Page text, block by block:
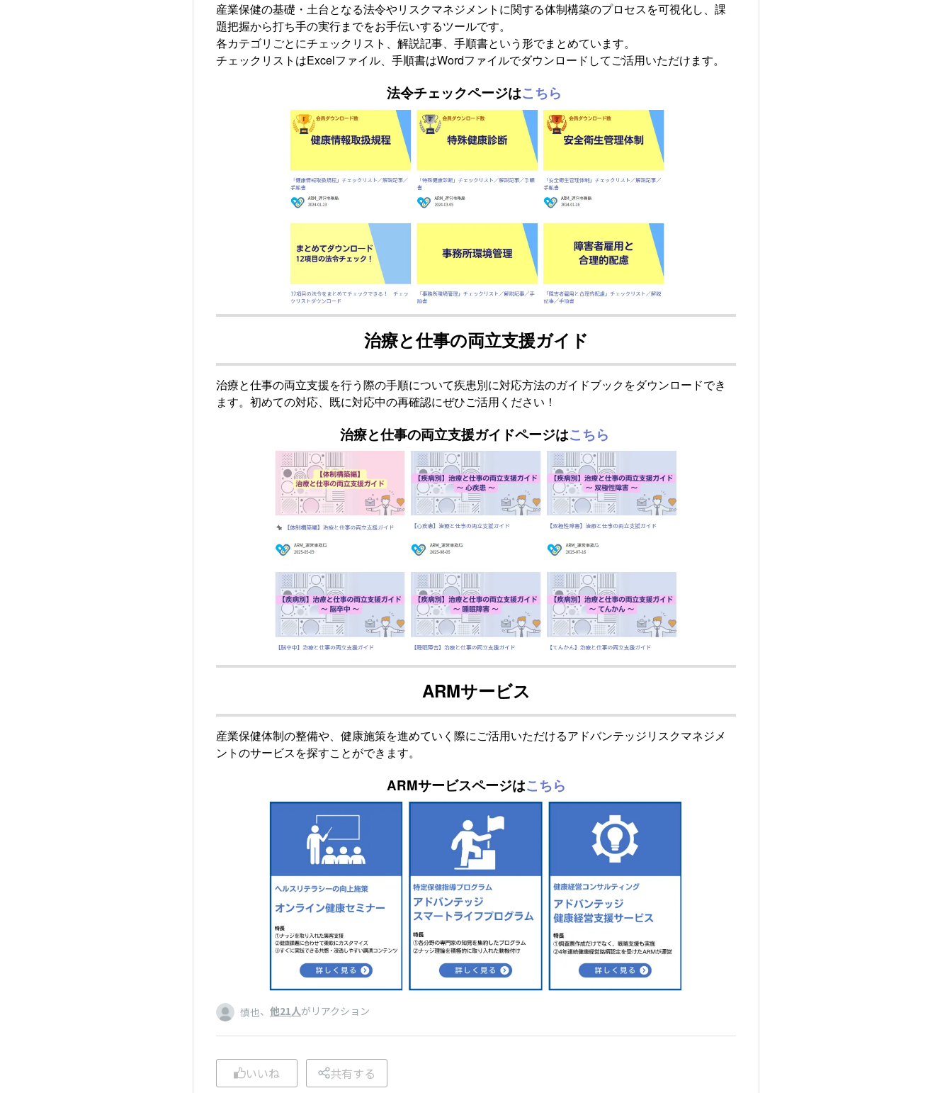
産業保健の基礎・土台となる法令やリスクマネジメントに関する体制構築のプロセスを可視化し、課
題把握から打ち手の実行までをお手伝いするツールです。
各カテゴリごとにチェックリスト、解説記事、手順書という形でまとめています。
チェックリストはExcelファイル、手順書はWordファイルでダウンロードしてご活用いただけます。
法令チェックページはこちら
治療と仕事の両立支援ガイド
治療と仕事の両立支援を行う際の手順について疾患別に対応方法のガイドブックをダウンロードでき
ます。初めての対応、既に対応中の再確認にぜひご活用ください！
治療と仕事の両立支援ガイドページはこちら
ARMサービス
産業保健体制の整備や、健康施策を進めていく際にご活用いただけるアドバンテッジリスクマネジメ
ントのサービスを探すことができます。
ARMサービスページはこちら
慎也、 他21人がリアクション
いいね 共有する